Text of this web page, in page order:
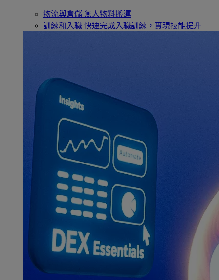
物流與倉儲 無人物料搬運
訓練和入職 快速完成入職訓練，實現技能提升